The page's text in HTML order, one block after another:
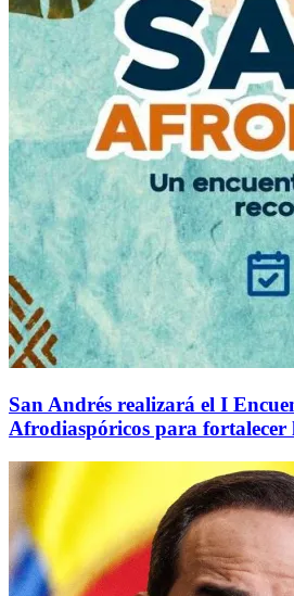
San Andrés realizará el I
Afrodiaspóricos para